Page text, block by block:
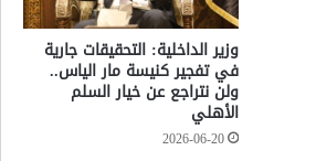
وزير الداخلية: التحقيقات جارية
في تفجير كنيسة مار الياس..
ولن نتراجع عن خيار السلم
الأهلي
2026-06-20